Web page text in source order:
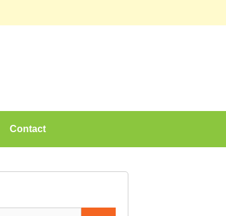
Contact